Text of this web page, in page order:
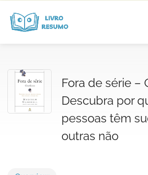
Fora de série –
Descubra por
pessoas têm
outras não